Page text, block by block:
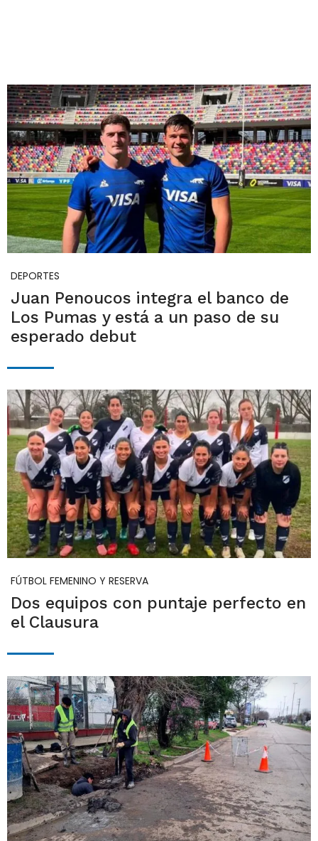
DEPORTES
Juan Penoucos integra el banco de
Los Pumas y está a un paso de su
esperado debut
FÚTBOL FEMENINO Y RESERVA
Dos equipos con puntaje perfecto en
el Clausura